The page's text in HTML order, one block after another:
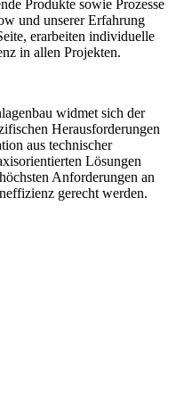
Produkte sowie Prozesse
und unserer Erfahrung
erarbeiten individuelle
in allen Projekten.
widmet sich der
Herausforderungen
aus technischer
Lösungen
Anforderungen an
gerecht werden.